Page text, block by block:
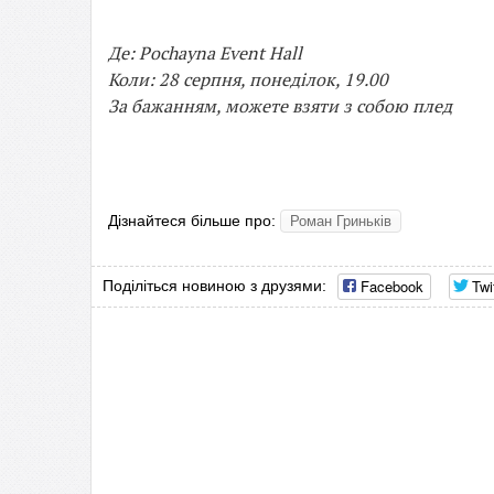
Де: Pochayna Event Hall
Коли: 28 серпня, понеділок, 19.00
За бажанням, можете взяти з собою плед
Дізнайтеся більше про: ​Роман Гриньків
Поділіться новиною з друзями: Facebook